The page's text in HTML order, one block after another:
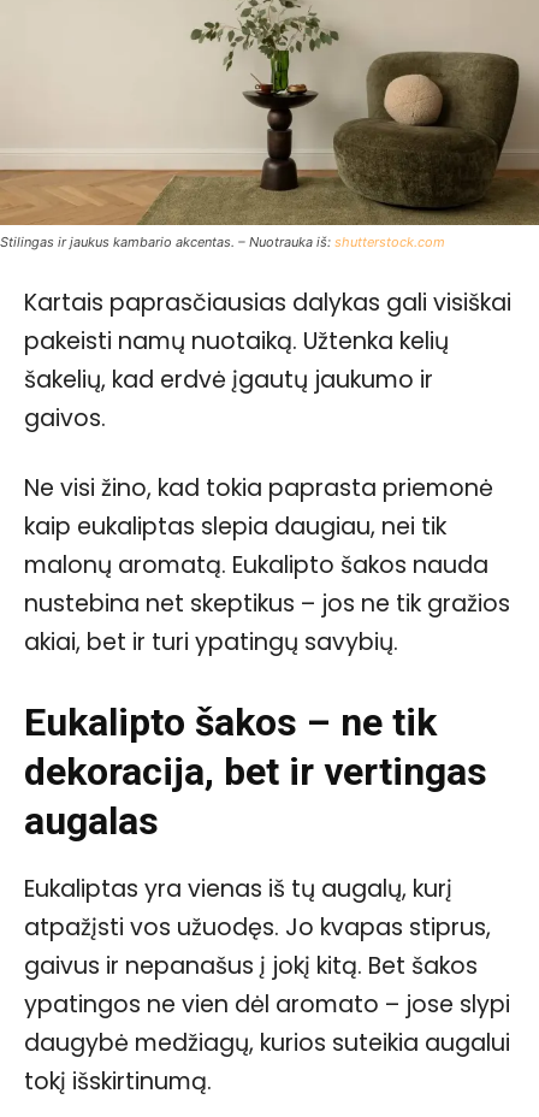
Stilingas ir jaukus kambario akcentas. – Nuotrauka iš: shutterstock.com
Kartais paprasčiausias dalykas gali visiškai
pakeisti namų nuotaiką. Užtenka kelių
šakelių, kad erdvė įgautų jaukumo ir
gaivos.
Ne visi žino, kad tokia paprasta priemonė
kaip eukaliptas slepia daugiau, nei tik
malonų aromatą. Eukalipto šakos nauda
nustebina net skeptikus – jos ne tik gražios
akiai, bet ir turi ypatingų savybių.
Eukalipto šakos – ne tik
dekoracija, bet ir vertingas
augalas
Eukaliptas yra vienas iš tų augalų, kurį
atpažįsti vos užuodęs. Jo kvapas stiprus,
gaivus ir nepanašus į jokį kitą. Bet šakos
ypatingos ne vien dėl aromato – jose slypi
daugybė medžiagų, kurios suteikia augalui
tokį išskirtinumą.